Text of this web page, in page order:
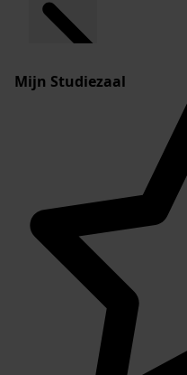
Mijn Studiezaal